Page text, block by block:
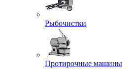
Рыбочистки
Протирочные машины